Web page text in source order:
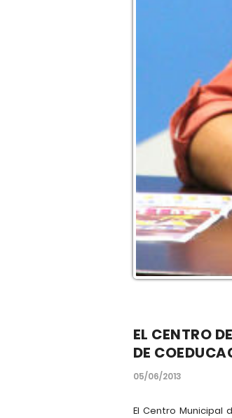
EL CENTRO
DE
05/06/2013
El Centro